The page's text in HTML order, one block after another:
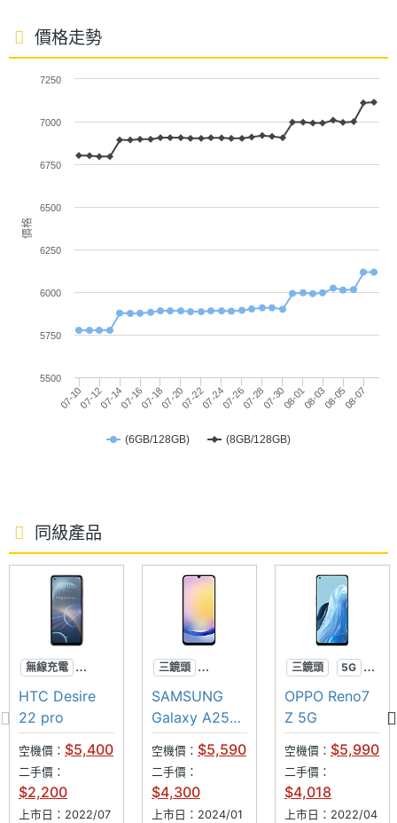
◎ 後置 5,000 萬畫素主鏡頭 + 500 萬畫素超廣角鏡
◎ 配備 5,000mAh 電池
◎ 採用 USB Type-C 規格，支援 25W 閃電快充
◎ 提供 6 代 Android 系統更新、6 年安全性更新
◎ 安全性更新期間 (有效期限至) 2031 年 8 月 31 日
主相機
畫素
5000 萬畫素
感光元
光圈F
主相機
光燈
Yes
主相機
Yes
相機畫
素
第二主
相機感
光元件
第二主
相機光
圈F
第三主
相機畫
素
200 萬畫素
價格走勢
價格
(6GB/128GB) (8GB/128GB)
07-1007-1207-1407-1607-1807-2007-2207-2407-2607-2807-3008-0108-0308-0508-07
5500
5750
6000
6250
6500
6750
7000
7250
同級產品
無線充電
超防水
元宇宙
HTC Desire
22 pro
空機價： $5,400
二手價：
$2,200
上市日：2022/07
三鏡頭
高畫素
光學防手震
SAMSUNG
Galaxy A25
5G
(6GB/128GB)
空機價： $5,590
二手價：
$4,300
上市日：2024/01
三鏡頭
5G
防潑水
OPPO Reno7
Z 5G
空機價： $5,990
二手價：
$4,018
上市日：2022/04